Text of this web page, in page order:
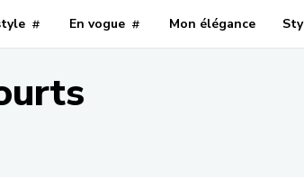
En vogue Mon élégance